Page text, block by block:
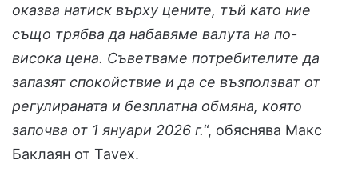
оказва натиск върху цените, тъй като ние
също трябва да набавяме валута на по-
висока цена. Съветваме потребителите да
запазят спокойствие и да се възползват от
регулираната и безплатна обмяна, която
започва от 1 януари 2026 г.“, обяснява Макс
Баклаян от Tavex.